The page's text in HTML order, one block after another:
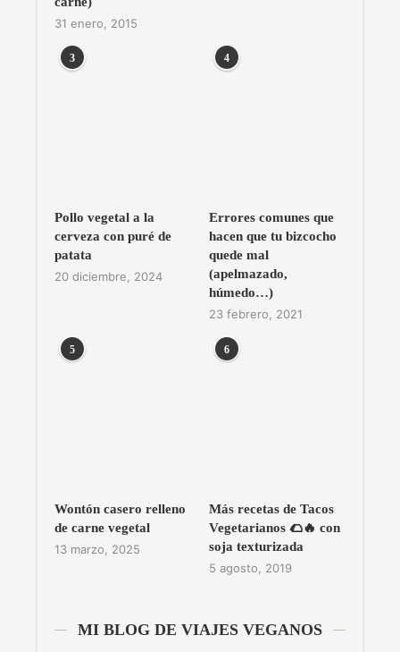
31 enero, 2015
3
Pollo vegetal a la
cerveza con puré de
patata
20 diciembre, 2024
4
Errores comunes que
hacen que tu bizcocho
quede mal
(apelmazado,
húmedo…)
23 febrero, 2021
5
Wontón casero relleno
de carne vegetal
13 marzo, 2025
6
Más recetas de Tacos
Vegetarianos 🌮🔥 con
soja texturizada
5 agosto, 2019
MI BLOG DE VIAJES VEGANOS